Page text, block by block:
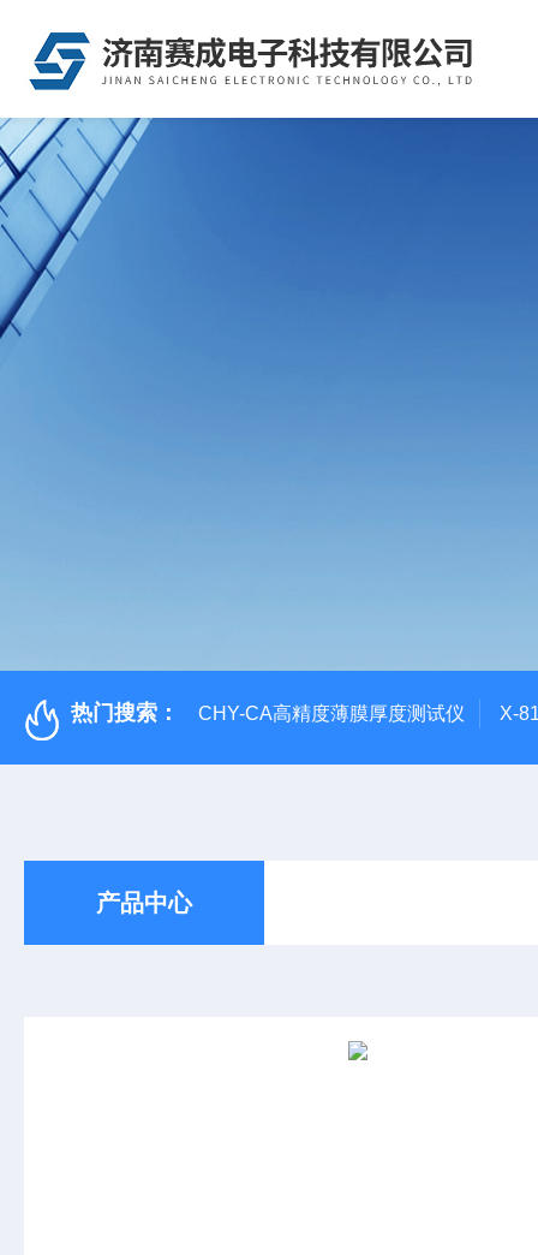
热门搜索： CHY-CA高精度薄膜厚度测试仪 X-
产品中心